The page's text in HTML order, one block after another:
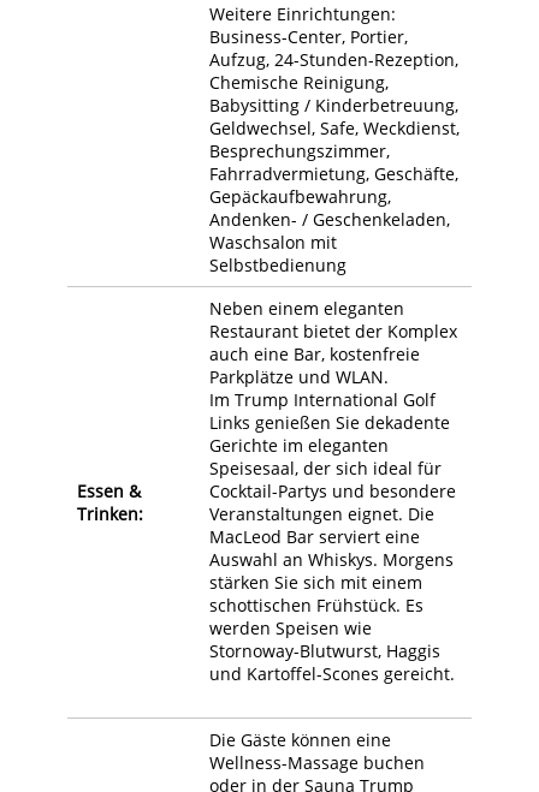
Weitere Einrichtungen:
Business-Center, Portier,
Aufzug, 24-Stunden-Rezeption,
Chemische Reinigung,
Babysitting / Kinderbetreuung,
Geldwechsel, Safe, Weckdienst,
Besprechungszimmer,
Fahrradvermietung, Geschäfte,
Gepäckaufbewahrung,
Andenken- / Geschenkeladen,
Waschsalon mit
Selbstbedienung
Essen &
Trinken:
Neben einem eleganten
Restaurant bietet der Komplex
auch eine Bar, kostenfreie
Parkplätze und WLAN.
Im Trump International Golf
Links genießen Sie dekadente
Gerichte im eleganten
Speisesaal, der sich ideal für
Cocktail-Partys und besondere
Veranstaltungen eignet. Die
MacLeod Bar serviert eine
Auswahl an Whiskys. Morgens
stärken Sie sich mit einem
schottischen Frühstück. Es
werden Speisen wie
Stornoway-Blutwurst, Haggis
und Kartoffel-Scones gereicht.
Die Gäste können eine
Wellness-Massage buchen
oder in der Sauna Trump